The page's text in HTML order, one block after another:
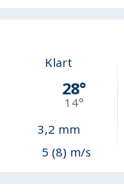
Klart
28°
14°
3,2 mm
5 (8) m/s